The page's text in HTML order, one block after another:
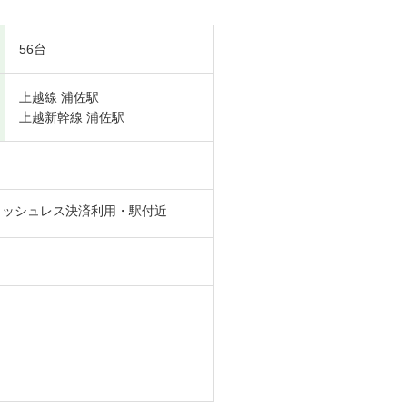
56台
上越線 浦佐駅
上越新幹線 浦佐駅
シュレス決済利用・駅付近